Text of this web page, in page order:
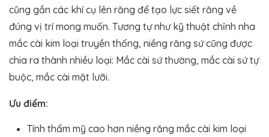
cũng gắn các khí cụ lên răng để tạo lực siết răng về
đúng vị trí mong muốn. Tương tự như kỹ thuật chỉnh nha
mắc cài kim loại truyền thống, niềng răng sứ cũng được
chia ra thành nhiều loại: Mắc cài sứ thường, mắc cài sứ tự
buộc, mắc cài mặt lưỡi.
Ưu điểm:
Tính thẩm mỹ cao hơn niềng răng mắc cài kim loại